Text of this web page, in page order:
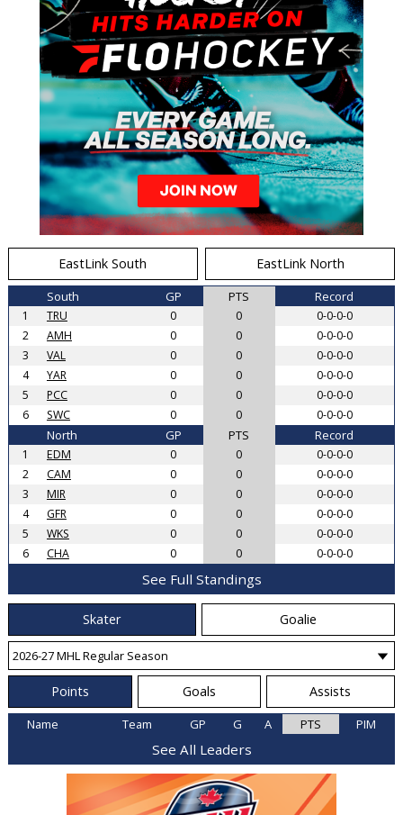
EastLink South EastLink North
South GP PTS Record
1 TRU 0 0
0-0-0-0
2
AMH 0 0
0-0-0-0
3
VAL 0 0
0-0-0-0
4
YAR 0 0
0-0-0-0
5
PCC 0 0
0-0-0-0
6
SWC 0 0 0-0-0-0
North GP PTS Record
1 EDM 0 0
0-0-0-0
2
CAM 0 0
0-0-0-0
3
MIR 0 0
0-0-0-0
4
GFR 0 0
0-0-0-0
5
WKS 0 0
0-0-0-0
6
CHA 0 0 0-0-0-0
See Full Standings
Skater Goalie
Points Goals Assists
Name Team GP G A PTS PIM
See All Leaders